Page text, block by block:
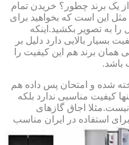
یک برند چطور؟ خریدن تمام
مثل این است که بخواهید برای
را به تصویر بکشید.اینکه
بسیار بالایی دارد دلیل بر
برند هم این کیفیت را
باشد.
شده و امتحان پس داده هم
کیفیت مناسبی ندارد بلکه
اجاق گازهای
استفاده در ایران مناسب